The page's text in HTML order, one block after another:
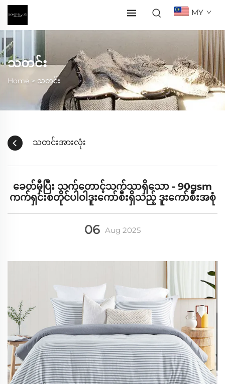
MY
သတင်း
Home > သတင်း
သတင်းအားလုံး
ခေတ်မှီပြီး သက်တောင့်သက်သာရှိသော - 90gsm
ကက်ရှင်းစတိုင်ပါဝါဒူးကော်စီးရှိသည့် ဒူးကော်စီးအစုံ
06 Aug 2025